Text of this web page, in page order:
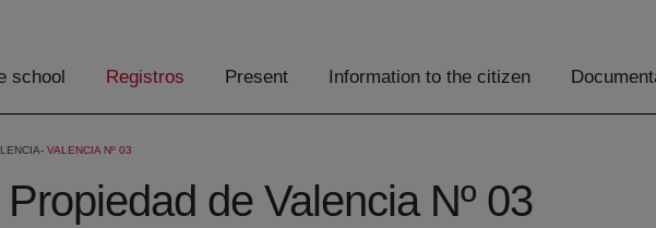
school Registros Present Information to the citizen
VALENCIA Nº 03
de Valencia Nº 03